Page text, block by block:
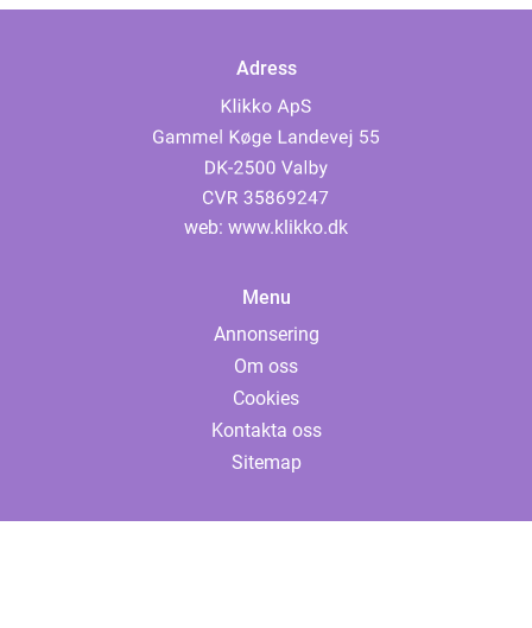
Adress
web: www.klikko.dk
Menu
Annonsering
Om oss
Cookies
Kontakta oss
Sitemap